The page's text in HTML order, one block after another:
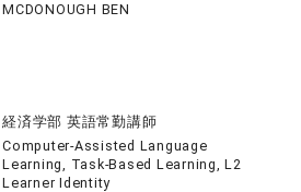
MCDONOUGH BEN
経済学部 英語常勤講師
Computer-Assisted Language
Learning, Task-Based Learning, L2
Learner Identity